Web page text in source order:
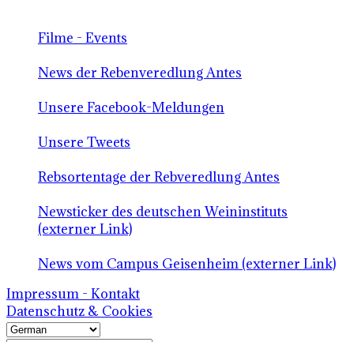
Filme - Events
News der Rebenveredlung Antes
Unsere Facebook-Meldungen
Unsere Tweets
Rebsortentage der Rebveredlung Antes
Newsticker des deutschen Weininstituts
(externer Link)
News vom Campus Geisenheim (externer Link)
Impressum - Kontakt
Datenschutz & Cookies